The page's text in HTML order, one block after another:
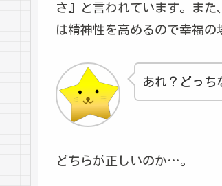
さ』と言われています。ま
は精神性を高めるので幸福の
あれ？どっち
どちらが正しいのか…。